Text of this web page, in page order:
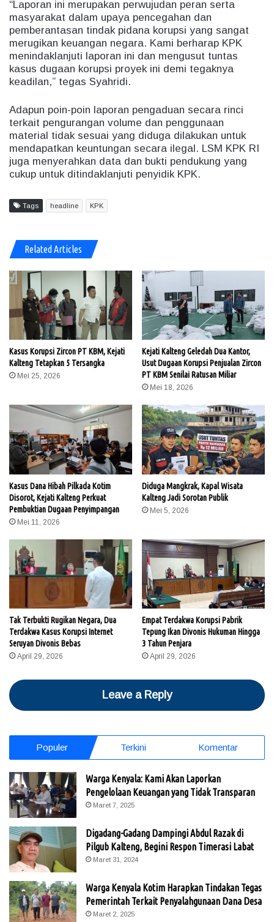
“Laporan ini merupakan perwujudan peran serta
masyarakat dalam upaya pencegahan dan
pemberantasan tindak pidana korupsi yang sangat
merugikan keuangan negara. Kami berharap KPK
menindaklanjuti laporan ini dan mengusut tuntas
kasus dugaan korupsi proyek ini demi tegaknya
keadilan,” tegas Syahridi.
Adapun poin-poin laporan pengaduan secara rinci
terkait pengurangan volume dan penggunaan
material tidak sesuai yang diduga dilakukan untuk
mendapatkan keuntungan secara ilegal. LSM KPK RI
juga menyerahkan data dan bukti pendukung yang
cukup untuk ditindaklanjuti penyidik KPK.
Tags headline KPK
Related Articles
Kasus Korupsi Zircon PT KBM, Kejati
Kalteng Tetapkan 5 Tersangka
Mei 25, 2026
Kejati Kalteng Geledah Dua Kantor,
Usut Dugaan Korupsi Penjualan Zircon
PT KBM Senilai Ratusan Miliar
Mei 18, 2026
Kasus Dana Hibah Pilkada Kotim
Disorot, Kejati Kalteng Perkuat
Pembuktian Dugaan Penyimpangan
Mei 11, 2026
Diduga Mangkrak, Kapal Wisata
Kalteng Jadi Sorotan Publik
Mei 5, 2026
Tak Terbukti Rugikan Negara, Dua
Terdakwa Kasus Korupsi Internet
Seruyan Divonis Bebas
April 29, 2026
Empat Terdakwa Korupsi Pabrik
Tepung Ikan Divonis Hukuman Hingga
3 Tahun Penjara
April 29, 2026
Leave a Reply
Populer Terkini Komentar
Warga Kenyala: Kami Akan Laporkan
Pengelolaan Keuangan yang Tidak Transparan
Maret 7, 2025
Digadang-Gadang Dampingi Abdul Razak di
Pilgub Kalteng, Begini Respon Timerasi Labat
Maret 31, 2024
Warga Kenyala Kotim Harapkan Tindakan Tegas
Pemerintah Terkait Penyalahgunaan Dana Desa
Maret 2, 2025